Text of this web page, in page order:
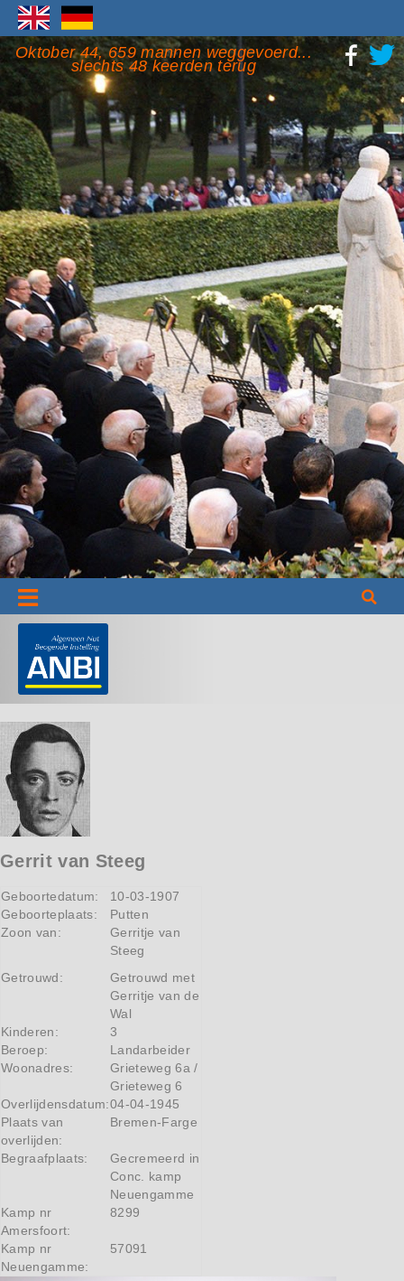
Oktober 44, 659 mannen weggevoerd...
slechts 48 keerden terug
Informatie
Gerrit van Steeg
Geboortedatum:
10-03-1907
Geboorteplaats:
Putten
Zoon van:
Gerritje van
Steeg
Getrouwd:
Getrouwd met
Gerritje van de
Wal
Kinderen:
3
Beroep:
Landarbeider
Woonadres:
Grieteweg 6a /
Grieteweg 6
Overlijdensdatum:04-04-1945
Plaats van
overlijden:
Bremen-Farge
Begraafplaats:
Gecremeerd in
Conc. kamp
Neuengamme
Kamp nr
Amersfoort:
8299
Kamp nr
Neuengamme:
57091